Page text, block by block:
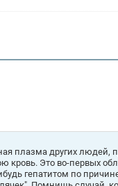
плазма других людей,
кровь. Это во-первых
гепатитом по